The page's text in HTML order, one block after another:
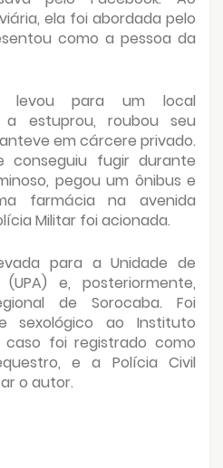
ela foi abordada pelo
como a pessoa da
levou para um local
a estuprou, roubou seu
em cárcere privado.
conseguiu fugir durante
pegou um ônibus e
farmácia na avenida
Militar foi acionada.
para a Unidade de
e, posteriormente,
de Sorocaba. Foi
sexológico ao Instituto
caso foi registrado como
e a Polícia Civil
o autor.